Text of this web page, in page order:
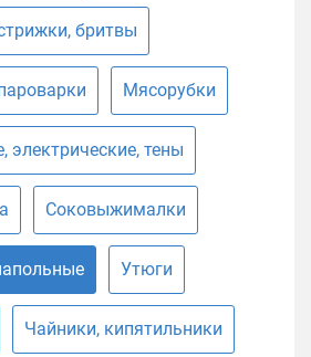
бритвы
Мясорубки
электрические, тены
Соковыжималки
Утюги
Чайники, кипятильники